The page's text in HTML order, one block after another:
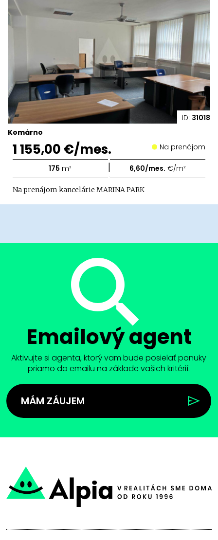
ID: 31018
Komárno
1 155,00 €/mes. Na prenájom
175 m² | 6,60/mes. €/m²
Na prenájom kancelárie MARINA PARK
Emailový agent
Aktivujte si agenta, ktorý vam bude posielať ponuky
priamo do emailu na základe vašich kritérií.
MÁM ZÁUJEM